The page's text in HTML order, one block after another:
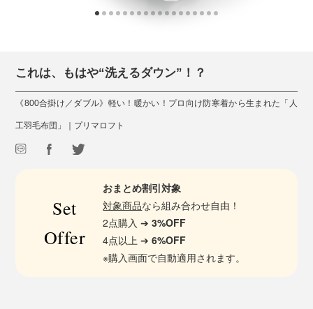
これは、もはや“洗えるダウン”！？
《800合掛け／ダブル》軽い！暖かい！プロ向け防寒着から生まれた「人
工羽毛布団」｜プリマロフト
Set
Offer
おまとめ割引対象
対象商品なら組み合わせ自由！
2点購入 ➔3%OFF
4点以上 ➔6%OFF
※購入画面で自動適用されます。